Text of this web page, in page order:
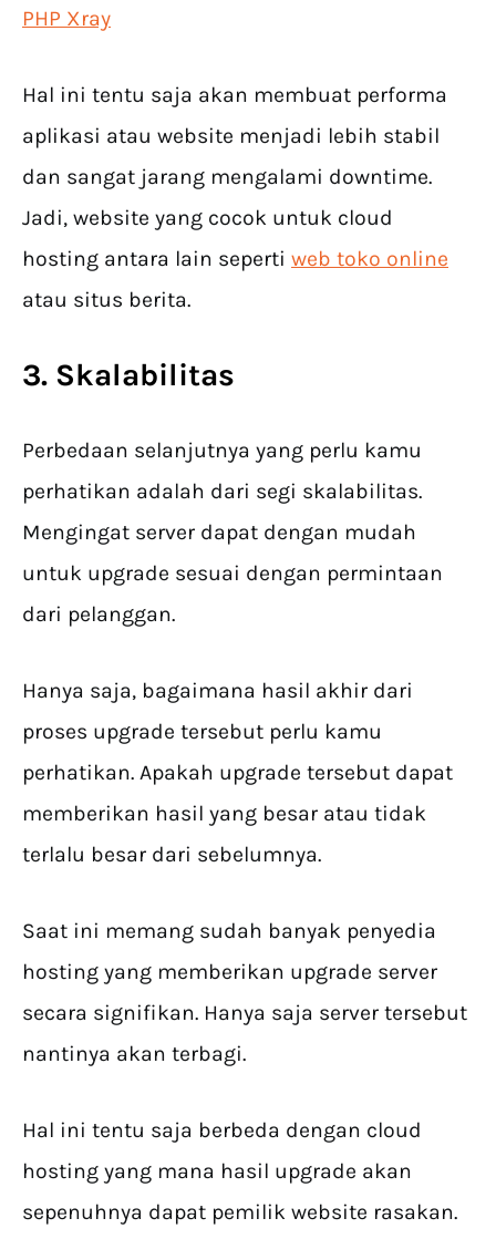
PHP Xray
Hal ini tentu saja akan membuat performa
aplikasi atau website menjadi lebih stabil
dan sangat jarang mengalami downtime.
Jadi, website yang cocok untuk cloud
hosting antara lain seperti web toko online
atau situs berita.
3. Skalabilitas
Perbedaan selanjutnya yang perlu kamu
perhatikan adalah dari segi skalabilitas.
Mengingat server dapat dengan mudah
untuk upgrade sesuai dengan permintaan
dari pelanggan.
Hanya saja, bagaimana hasil akhir dari
proses upgrade tersebut perlu kamu
perhatikan. Apakah upgrade tersebut dapat
memberikan hasil yang besar atau tidak
terlalu besar dari sebelumnya.
Saat ini memang sudah banyak penyedia
hosting yang memberikan upgrade server
secara signifikan. Hanya saja server tersebut
nantinya akan terbagi.
Hal ini tentu saja berbeda dengan cloud
hosting yang mana hasil upgrade akan
sepenuhnya dapat pemilik website rasakan.